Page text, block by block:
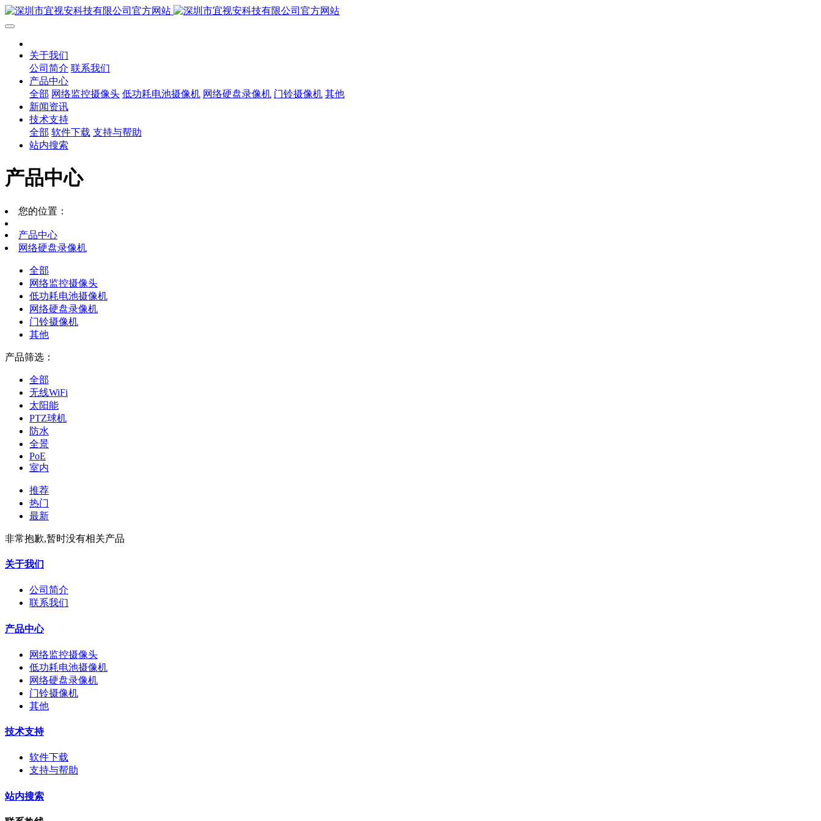
关于我们
公司简介 联系我们
产品中心
全部 网络监控摄像头 低功耗电池摄像机 网络硬盘录像机 门铃摄像机 其他
新闻资讯
技术支持
全部 软件下载 支持与帮助
站内搜索
产品中心
您的位置：
产品中心
网络硬盘录像机
全部
网络监控摄像头
低功耗电池摄像机
网络硬盘录像机
门铃摄像机
其他
产品筛选：
全部
无线WiFi
太阳能
PTZ球机
防水
全景
PoE
室内
推荐
热门
最新
非常抱歉,暂时没有相关产品
关于我们
公司简介
联系我们
产品中心
网络监控摄像头
低功耗电池摄像机
网络硬盘录像机
门铃摄像机
其他
技术支持
软件下载
支持与帮助
站内搜索